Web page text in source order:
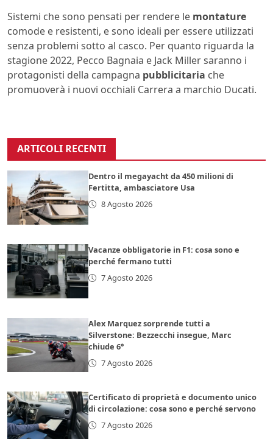
Sistemi che sono pensati per rendere le montature
comode e resistenti, e sono ideali per essere utilizzati
senza problemi sotto al casco. Per quanto riguarda la
stagione 2022, Pecco Bagnaia e Jack Miller saranno i
protagonisti della campagna pubblicitaria che
promuoverà i nuovi occhiali Carrera a marchio Ducati.
ARTICOLI RECENTI
Dentro il megayacht da 450 milioni di
Fertitta, ambasciatore Usa
8 Agosto 2026
Vacanze obbligatorie in F1: cosa sono e
perché fermano tutti
7 Agosto 2026
Alex Marquez sorprende tutti a
Silverstone: Bezzecchi insegue, Marc
chiude 6°
7 Agosto 2026
Certificato di proprietà e documento unico
di circolazione: cosa sono e perché servono
7 Agosto 2026